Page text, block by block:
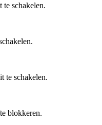
schakelen.
te schakelen.
blokkeren.